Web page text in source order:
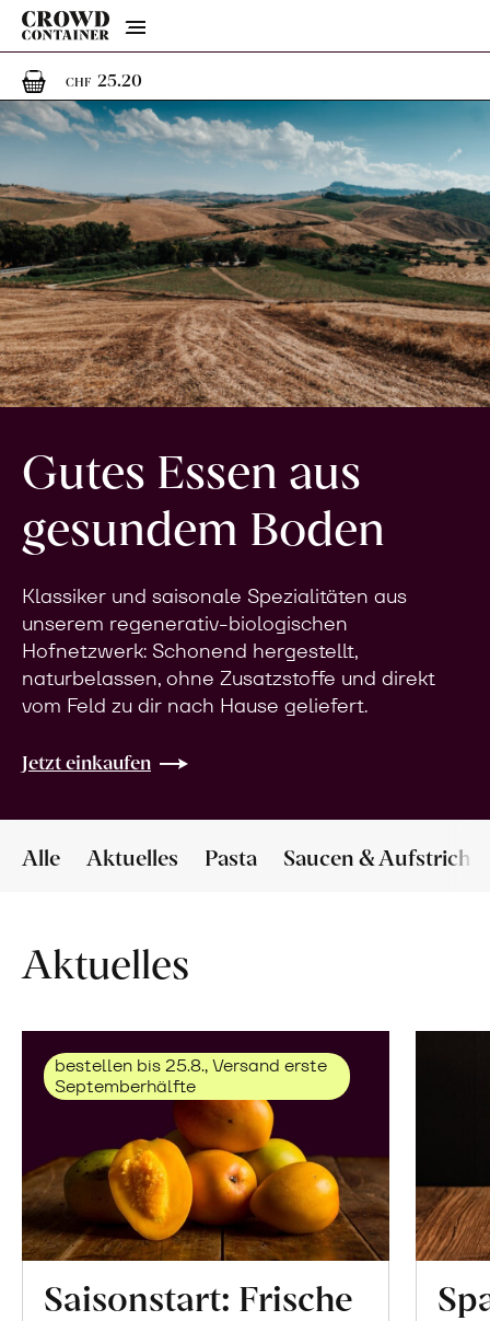
Menu
CHF 25.201 Artikel im Warenkorb
Gutes Essen aus
gesundem Boden
Klassiker und saisonale Spezialitäten aus
unserem regenerativ-biologischen
Hofnetzwerk: Schonend hergestellt,
naturbelassen, ohne Zusatzstoffe und direkt
vom Feld zu dir nach Hause geliefert.
Jetzt einkaufen
Alle Aktuelles Pasta Saucen & Aufstriche
Aktuelles
bestellen bis 25.8., Versand erste
Septemberhälfte
Saisonstart: Frische